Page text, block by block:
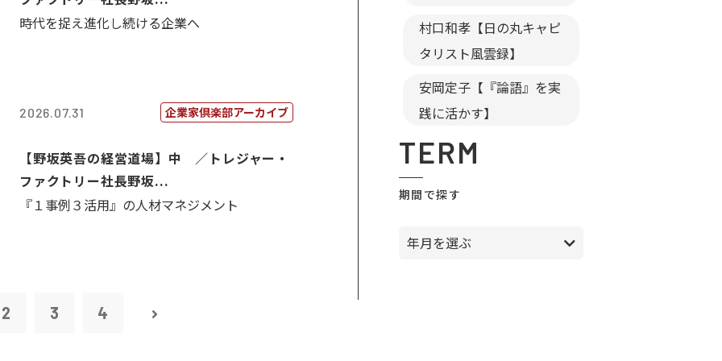
時代を捉え進化し続ける企業へ
2026.07.31 企業家倶楽部アーカイブ
【野坂英吾の経営道場】中 ／トレジャー・
ファクトリー社長野坂...
『１事例３活用』の人材マネジメント
2 3 4
村口和孝【日の丸キャピ
タリスト風雲録】
安岡定子【『論語』を実
践に活かす】
TERM
期間で探す
年月を選ぶ